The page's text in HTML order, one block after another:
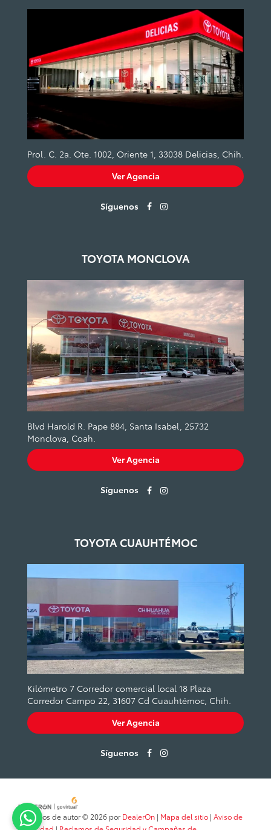
Prol. C. 2a. Ote. 1002, Oriente 1, 33038 Delicias, Chih.
Ver Agencia
Síguenos
TOYOTA MONCLOVA
Blvd Harold R. Pape 884, Santa Isabel, 25732
Monclova, Coah.
Ver Agencia
Síguenos
TOYOTA CUAUHTÉMOC
Kilómetro 7 Corredor comercial local 18 Plaza
Corredor Campo 22, 31607 Cd Cuauhtémoc, Chih.
Ver Agencia
Síguenos
Derechos de autor © 2026 porDealerOn | Mapa del sitio | Aviso de